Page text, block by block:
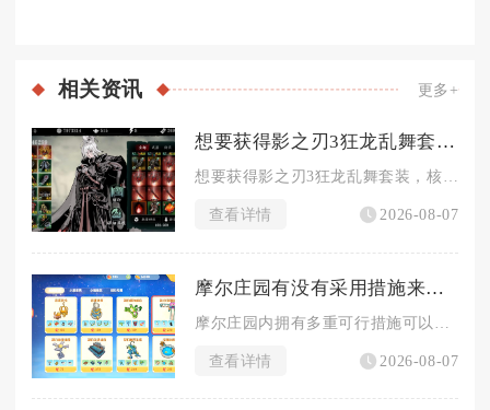
相关资讯 更多+
想要获得影之刃3狂龙乱舞套装要去哪里打
查看详情 2026-08-07
摩尔庄园有没有采用措施来预防牛被偷走
查看详情 2026-08-07